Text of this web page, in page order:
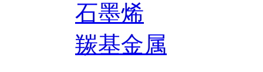
石墨烯
羰基金属